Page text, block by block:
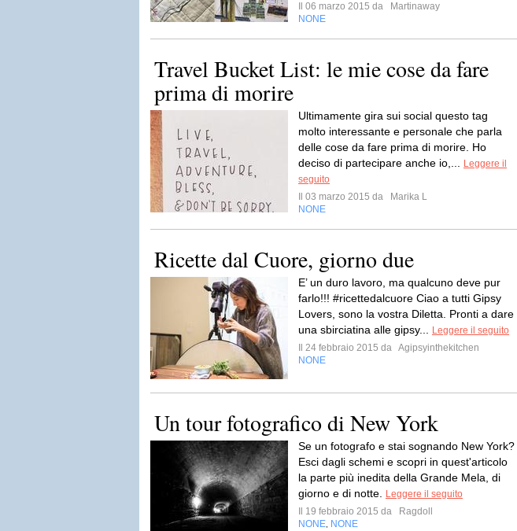
Il 06 marzo 2015 da
Martinaway
NONE
Travel Bucket List: le mie cose da fare
prima di morire
Ultimamente gira sui social questo tag
molto interessante e personale che parla
delle cose da fare prima di morire. Ho
deciso di partecipare anche io,...
Leggere il
seguito
Il 03 marzo 2015 da
Marika L
NONE
Ricette dal Cuore, giorno due
E’ un duro lavoro, ma qualcuno deve pur
farlo!!! #ricettedalcuore Ciao a tutti Gipsy
Lovers, sono la vostra Diletta. Pronti a dare
una sbirciatina alle gipsy...
Leggere il seguito
Il 24 febbraio 2015 da Agipsyinthekitchen
NONE
Un tour fotografico di New York
Se un fotografo e stai sognando New York?
Esci dagli schemi e scopri in quest'articolo
la parte più inedita della Grande Mela, di
giorno e di notte.
Leggere il seguito
Il 19 febbraio 2015 da
Ragdoll
NONE NONE